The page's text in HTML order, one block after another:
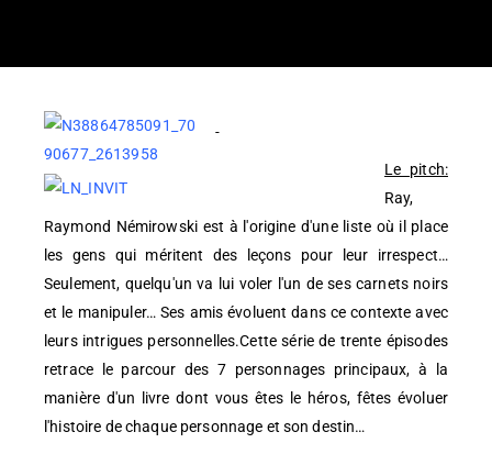
Le pitch:
Ray,
Raymond Némirowski est à l'origine d'une liste où il place
les gens qui méritent des leçons pour leur irrespect…
Seulement, quelqu'un va lui voler l'un de ses carnets noirs
et le manipuler… Ses amis évoluent dans ce contexte avec
leurs intrigues personnelles.Cette série de trente épisodes
retrace le parcour des 7 personnages principaux, à la
manière d'un livre dont vous êtes le héros, fêtes évoluer
l'histoire de chaque personnage et son destin…